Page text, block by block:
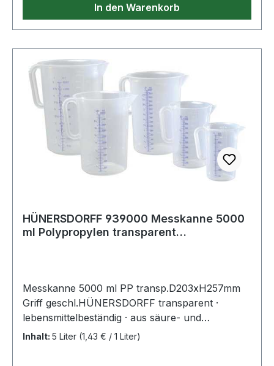
In den Warenkorb
HÜNERSDORFF 939000 Messkanne 5000
ml Polypropylen transparent
Messkanne 5000 ml PP transp.D203xH257mm
Griff geschl.HÜNERSDORFF transparent ·
lebensmittelbeständig · aus säure- und
chemikalienbeständigem Polypropylen ·
Inhalt: 5 Liter (1,43 € / 1 Liter)